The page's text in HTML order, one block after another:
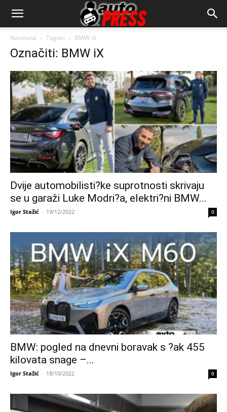
AutopressHR
Naslovna Tagovi BMW iX
Označiti: BMW iX
Dvije automobilisti?ke suprotnosti skrivaju
se u garaži Luke Modri?a, elektri?ni BMW...
Igor Stažić - 19/12/2022 0
BMW: pogled na dnevni boravak s ?ak 455
kilovata snage –...
Igor Stažić - 18/10/2022 0